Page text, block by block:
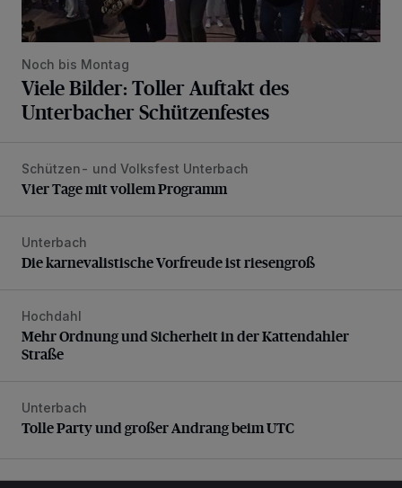
Noch bis Montag
Viele Bilder: Toller Auftakt des
Unterbacher Schützenfestes
Vier Tage mit vollem Programm
Schützen- und Volksfest Unterbach
Vier Tage mit vollem Programm
Die karnevalistische Vorfreude ist riesengroß
Unterbach
Die karnevalistische Vorfreude ist riesengroß
Mehr Ordnung und Sicherheit in der Kattendahler Straße
Hochdahl
Mehr Ordnung und Sicherheit in der Kattendahler
Straße
Tolle Party und großer Andrang beim UTC
Unterbach
Tolle Party und großer Andrang beim UTC